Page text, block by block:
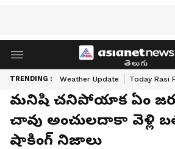
తెలుగు
TRENDING : Weather Update Today Rasi
మనిషి చనిపోయాక ఏం
చావు అంచులదాకా వెళ్లి
షాకింగ్ నిజాలు